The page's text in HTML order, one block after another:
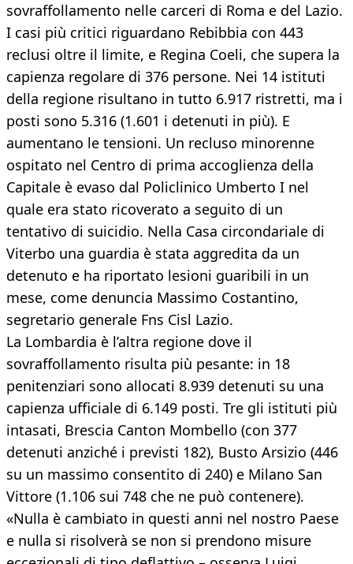
sovraffollamento nelle carceri di Roma e del Lazio.
I casi più critici riguardano Rebibbia con 443
reclusi oltre il limite, e Regina Coeli, che supera la
capienza regolare di 376 persone. Nei 14 istituti
della regione risultano in tutto 6.917 ristretti, ma i
posti sono 5.316 (1.601 i detenuti in più). E
aumentano le tensioni. Un recluso minorenne
ospitato nel Centro di prima accoglienza della
Capitale è evaso dal Policlinico Umberto I nel
quale era stato ricoverato a seguito di un
tentativo di suicidio. Nella Casa circondariale di
Viterbo una guardia è stata aggredita da un
detenuto e ha riportato lesioni guaribili in un
mese, come denuncia Massimo Costantino,
segretario generale Fns Cisl Lazio.
La Lombardia è l’altra regione dove il
sovraffollamento risulta più pesante: in 18
penitenziari sono allocati 8.939 detenuti su una
capienza ufficiale di 6.149 posti. Tre gli istituti più
intasati, Brescia Canton Mombello (con 377
detenuti anziché i previsti 182), Busto Arsizio (446
su un massimo consentito di 240) e Milano San
Vittore (1.106 sui 748 che ne può contenere).
«Nulla è cambiato in questi anni nel nostro Paese
e nulla si risolverà se non si prendono misure